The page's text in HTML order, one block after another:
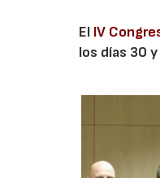
El IV
los días 30